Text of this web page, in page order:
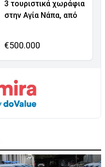
3 τουριστικά χωράφια
στην Αγία Νάπα, από
€500.000